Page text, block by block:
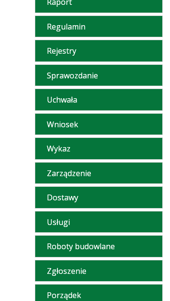
Regulamin
Rejestry
Sprawozdanie
Uchwała
Wniosek
Wykaz
Zarządzenie
Dostawy
Usługi
Roboty budowlane
Zgłoszenie
Porządek